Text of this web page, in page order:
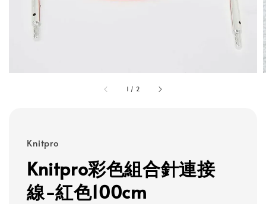
1 / 2
Knitpro
Knitpro彩色組合針連接
線-紅色100cm